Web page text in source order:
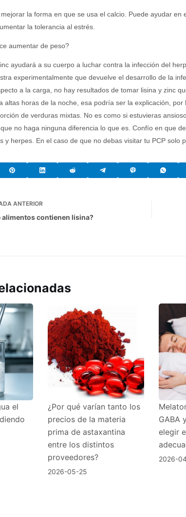
la forma en que se usa el calcio. Puede ayudar
la tolerancia al estrés.
aumentar de peso?
ayudará a su cuerpo a luchar contra la infección del
experimentalmente que devuelve el desarrollo de la
a la carga, no hay resultados de tomar lisina y zinc
altas horas de la noche, esa podría ser la explicación,
de verduras mixtas. No es como si estuvieras
no haga ninguna diferencia lo que es. Confío en que
y herpes. En el caso de que no debas visitar tu PCP solo
ANTERIOR
alimentos contienen lisina?
el
¿Por qué varían tanto los
precios de la materia
prima de astaxantina
entre los distintos
proveedores?
2026-05-25
GABA
elegir
2026-